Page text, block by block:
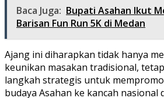
Baca Juga: Bupati Asahan Ikut
Barisan Fun Run 5K di Medan
Ajang ini diharapkan tidak hanya
keunikan masakan tradisional,
langkah strategis untuk
budaya Asahan ke kancah nasional